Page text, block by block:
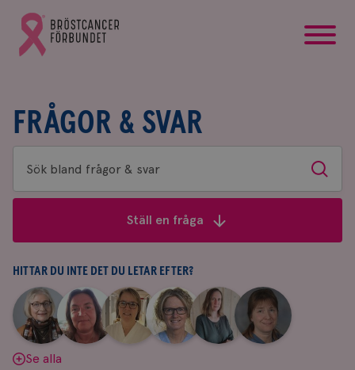
Gå
till
Bröstcancerförbundets
FRÅGOR & SVAR
Sök
bland
&
svar
Sök
Ställ en fråga
HITTAR DU INTE DET DU LETAR EFTER?
Aina
Johnsson
|
Anne
Andersson
Fredrika
Killander
|
Jeanette
Bäcklund
|
Maria
Edegran
|
Yvette
Andersson
Se alla